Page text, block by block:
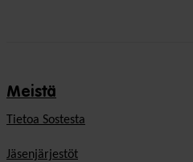
Meistä
Tietoa Sostesta
Jäsenjärjestöt